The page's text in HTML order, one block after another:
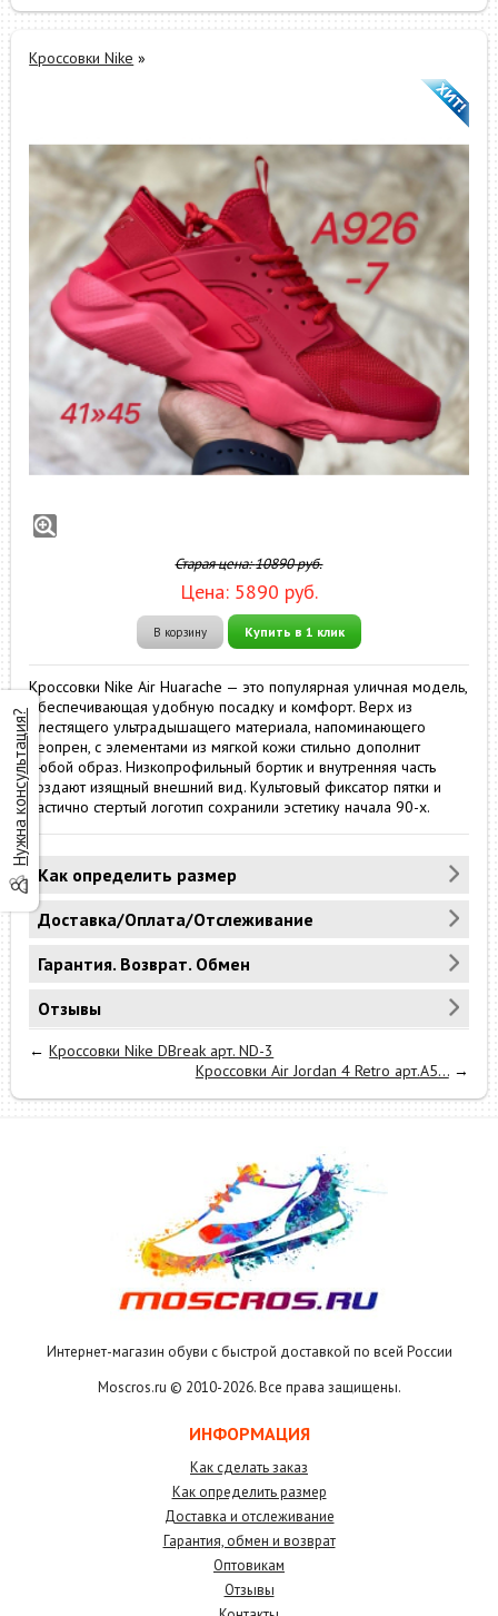
Кроссовки Nike »
Кроссовки Nike Air Huarache арт.А926-7
Старая цена:10890руб.
Цена: 5890 руб.
В корзину Купить в 1 клик
Кроссовки Nike Air Huarache — это популярная уличная модель,
обеспечивающая удобную посадку и комфорт. Верх из
блестящего ультрадышащего материала, напоминающего
неопрен, с элементами из мягкой кожи стильно дополнит
любой образ. Низкопрофильный бортик и внутренняя часть
создают изящный внешний вид. Культовый фиксатор пятки и
частично стертый логотип сохранили эстетику начала 90-х.
Как определить размер
Доставка/Оплата/Отслеживание
Гарантия. Возврат. Обмен
Отзывы
←Кроссовки Nike DBreak арт. ND-3
Кроссовки Air Jordan 4 Retro арт.А5...→
Интернет-магазин обуви с быстрой доставкой по всей России
Moscros.ru © 2010-2026. Все права защищены.
ИНФОРМАЦИЯ
Как сделать заказ
Как определить размер
Доставка и отслеживание
Гарантия, обмен и возврат
Оптовикам
Отзывы
Нужна консультация?